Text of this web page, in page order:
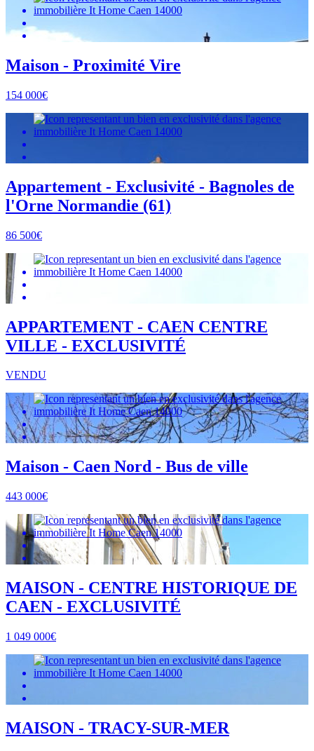
Maison - Proximité Vire
154 000€
Appartement - Exclusivité - Bagnoles de
l'Orne Normandie (61)
86 500€
APPARTEMENT - CAEN CENTRE
VILLE - EXCLUSIVITÉ
VENDU
Maison - Caen Nord - Bus de ville
443 000€
MAISON - CENTRE HISTORIQUE DE
CAEN - EXCLUSIVITÉ
1 049 000€
MAISON - TRACY-SUR-MER